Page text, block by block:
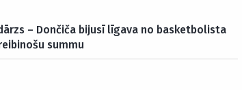
– Dončiča bijusī līgava no basketbolista
summu